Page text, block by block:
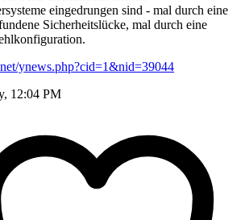
eingedrungen sind - mal durch eine
Sicherheitslücke, mal durch eine
ynews.php?cid=1&nid=39044
12:04 PM